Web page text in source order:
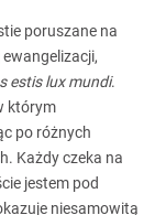
poruszane na
estis lux mundi.
którym
po różnych
Każdy czeka na
jestem pod
niesamowitą